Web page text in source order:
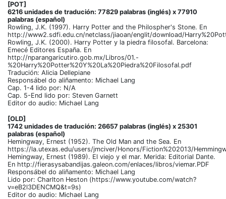
[POT]
6216 unidades de tradución: 77829 palabras (inglés) x 77910
palabras (español)
Rowling, J.K. (1997). Harry Potter and the Philospher's Stone. En
http://www2.sdfi.edu.cn/netclass/jiaoan/englit/download/
Rowling, J.K. (2000). Harry Potter y la piedra filosofal. Barcelona:
Emecé Editores España. En
http://nparangaricutiro.gob.mx/Libros/01.-
%20Harry%20Potter%20Y%20La%20Piedra%20Filosofal.pdf
Tradución: Alicia Dellepiane
Responsábel do aliñamento: Michael Lang
Cap. 1-4 lido por: N/A
Cap. 5-End lido por: Steven Garnett
Editor do audio: Michael Lang
[OLD]
1742 unidades de tradución: 26657 palabras (inglés) x 25301
palabras (español)
Hemingway, Ernest (1952). The Old Man and the Sea. En
https://la.utexas.edu/users/jmciver/Honors/Fiction%202013/
Hemingway, Ernest (1989). El viejo y el mar. Merida: Editorial Dante.
En http://fierasysabandijas.galeon.com/enlaces/libros/viemar.PDF
Responsábel do aliñamento: Michael Lang
Lido por: Charlton Heston (https://www.youtube.com/watch?
v=eB2l3DENCMQ&t=9s)
Editor do audio: Michael Lang